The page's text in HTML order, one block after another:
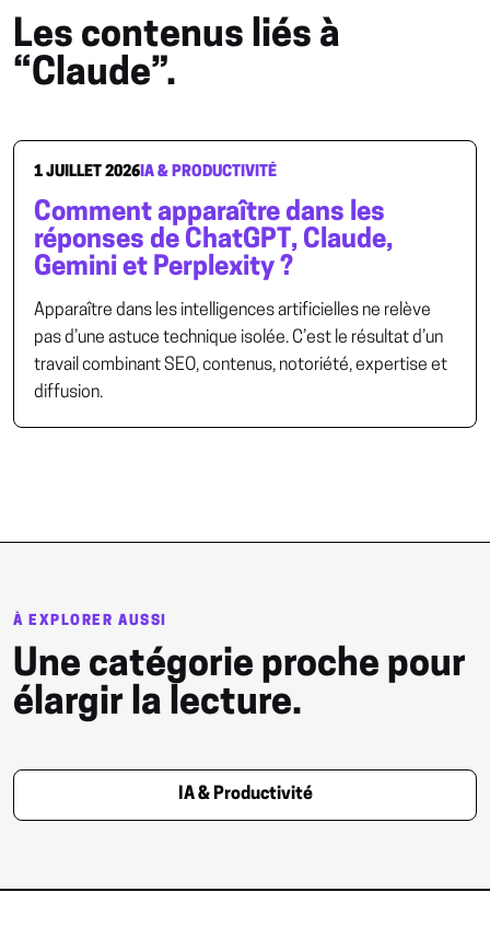
Les contenus liés à
“Claude”.
1 JUILLET 2026IA & PRODUCTIVITÉ
Comment apparaître dans les
réponses de ChatGPT, Claude,
Gemini et Perplexity ?
Apparaître dans les intelligences artificielles ne relève
pas d’une astuce technique isolée. C’est le résultat d’un
travail combinant SEO, contenus, notoriété, expertise et
diffusion.
À EXPLORER AUSSI
Une catégorie proche pour
élargir la lecture.
IA & Productivité